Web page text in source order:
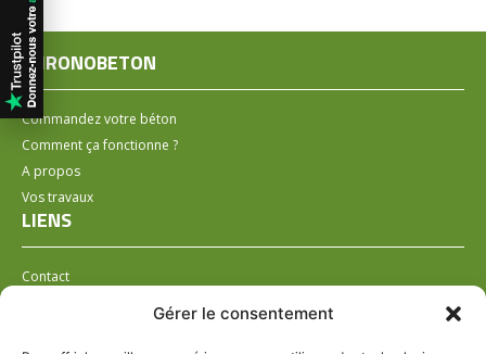
Gérer le consentement
CHRONOBETON
Commandez votre béton
Comment ça fonctionne ?
A propos
Vos travaux
LIENS
Contact